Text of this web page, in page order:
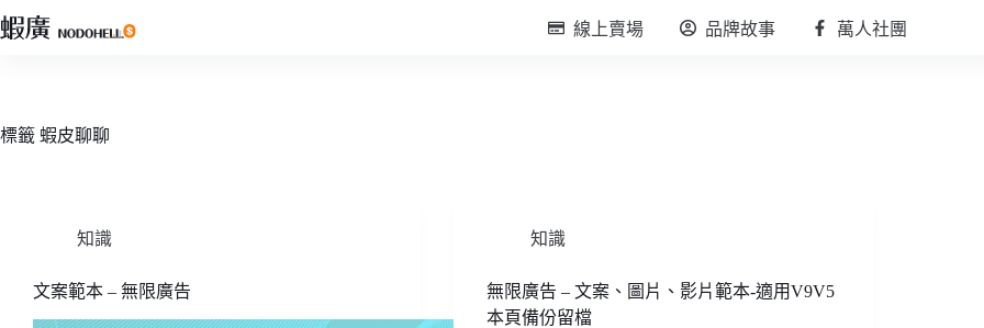
跳
至
容
線上賣場 品牌故事 萬人社團
標籤 蝦皮聊聊
知識
文案範本 – 無限廣告
知識
無限廣告 – 文案、圖片、影片範本-適用V9V5
本頁備份留檔